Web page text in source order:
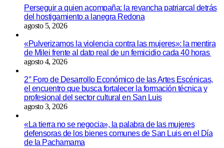
Perseguir a quien acompaña: la revancha patriarcal detrás
del hostigamiento a lanegra Redona
agosto 5, 2026
«Pulverizamos la violencia contra las mujeres»: la mentira
de Milei frente al dato real de un femicidio cada 40 horas
agosto 4, 2026
2° Foro de Desarrollo Económico de las Artes Escénicas,
el encuentro que busca fortalecer la formación técnica y
profesional del sector cultural en San Luis
agosto 3, 2026
«La tierra no se negocia», la palabra de las mujeres
defensoras de los bienes comunes de San Luis en el Día
de la Pachamama